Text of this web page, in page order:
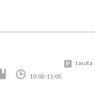
10:00-15:00
tasuta